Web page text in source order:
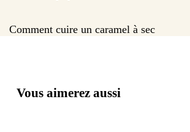
Comment cuire un caramel à sec
Vous aimerez aussi